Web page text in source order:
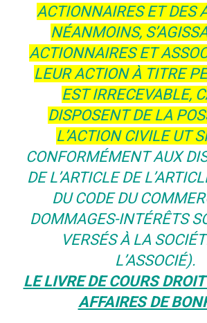
ACTIONNAIRES ET DES
NÉANMOINS,
ACTIONNAIRES ET
LEUR ACTION À TITRE
EST IRRECEVABLE,
DISPOSENT DE LA
L’ACTION CIVILE UT
CONFORMÉMENT AUX
DE L’ARTICLE DE
DU CODE DU
DOMMAGES-INTÉRÊTS
VERSÉS À LA
L’ASSOCIÉ).
LE LIVRE DE COURS
AFFAIRES DE